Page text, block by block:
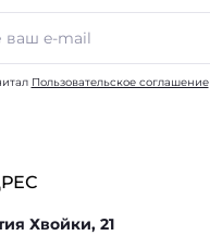
Пользовательское соглашение
Хвойки, 21